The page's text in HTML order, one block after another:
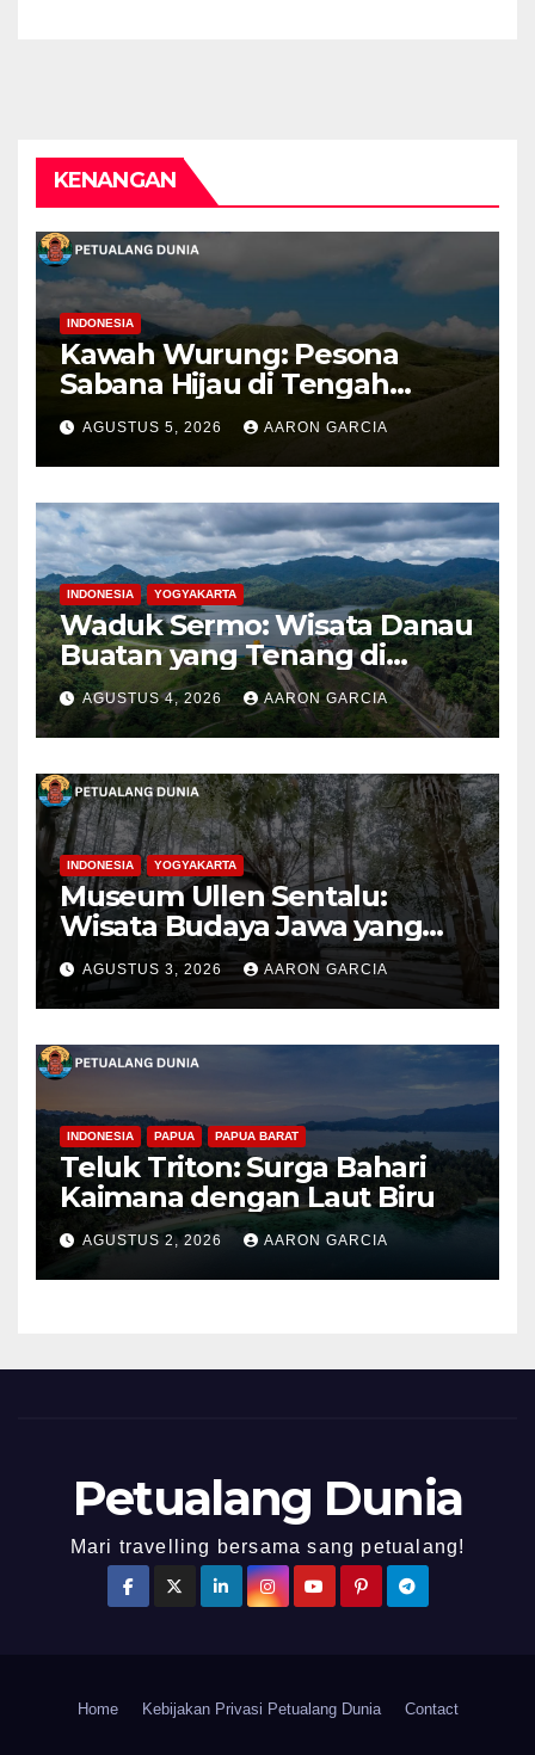
KENANGAN
INDONESIA
Kawah Wurung: Pesona
Sabana Hijau di Tengah
Pegunungan Bondowoso
AGUSTUS 5, 2026 AARON GARCIA
INDONESIA YOGYAKARTA
Waduk Sermo: Wisata Danau
Buatan yang Tenang di
Perbukitan Menoreh Kulon
Progo
AGUSTUS 4, 2026 AARON GARCIA
INDONESIA YOGYAKARTA
Museum Ullen Sentalu:
Wisata Budaya Jawa yang
Elegan di Lereng Kaliurang
AGUSTUS 3, 2026 AARON GARCIA
INDONESIA PAPUA PAPUA BARAT
Teluk Triton: Surga Bahari
Kaimana dengan Laut Biru
AGUSTUS 2, 2026 AARON GARCIA
Petualang Dunia
Mari travelling bersama sang petualang!
Home Kebijakan Privasi Petualang Dunia Contact